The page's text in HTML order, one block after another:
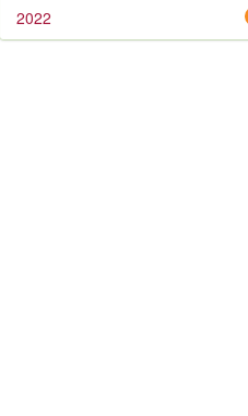
2022